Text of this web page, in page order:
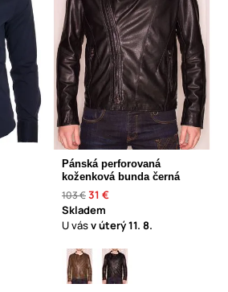
Pánská perforovaná
koženková bunda černá
103 €31 €
Skladem
U vásv úterý11. 8.